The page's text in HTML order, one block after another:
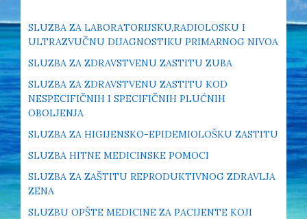
SLUZBA ZA LABORATORIJSKU,RADIOLOSKU I
ULTRAZVUČNU DIJAGNOSTIKU PRIMARNOG NIVOA
SLUZBA ZA ZDRAVSTVENU ZASTITU ZUBA
SLUZBA ZA ZDRAVSTVENU ZASTITU KOD
NESPECIFIČNIH I SPECIFIČNIH PLUĆNIH
OBOLJENJA
SLUZBA ZA HIGIJENSKO-EPIDEMIOLOŠKU ZASTITU
SLUZBA HITNE MEDICINSKE POMOCI
SLUZBA ZA ZAŠTITU REPRODUKTIVNOG ZDRAVLJA
ZENA
SLUZBU OPŠTE MEDICINE ZA PACIJENTE KOJI